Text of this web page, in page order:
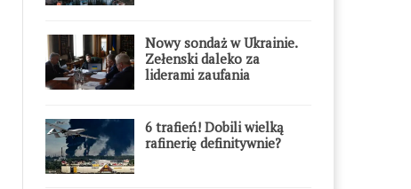
Nowy sondaż w Ukrainie.
Zełenski daleko za
liderami zaufania
6 trafień! Dobili wielką
rafinerię definitywnie?